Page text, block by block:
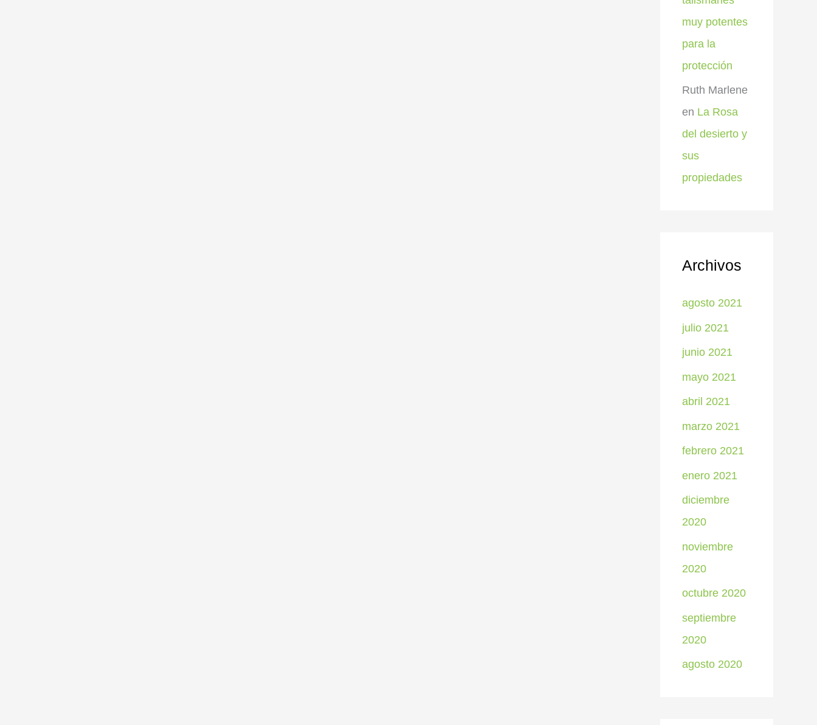
muy potentes
para la
protección
Ruth Marlene
en La Rosa
del desierto y
sus
propiedades
Archivos
agosto 2021
julio 2021
junio 2021
mayo 2021
abril 2021
marzo 2021
febrero 2021
enero 2021
diciembre
2020
noviembre
2020
octubre 2020
septiembre
2020
agosto 2020